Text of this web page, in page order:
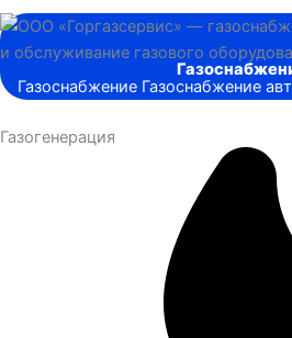
Газоснабжение Газоснабжение
Газогенерация